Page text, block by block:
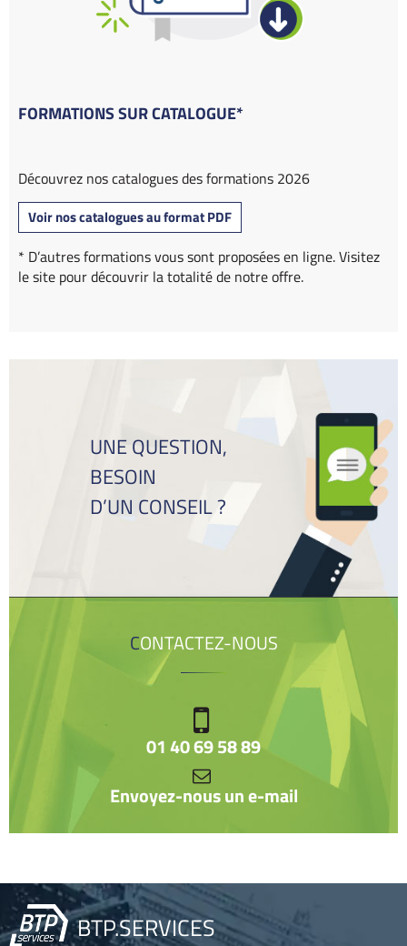
FORMATIONS SUR CATALOGUE*
Découvrez nos catalogues des formations 2026
Voir nos catalogues au format PDF
* D’autres formations vous sont proposées en ligne. Visitez
le site pour découvrir la totalité de notre offre.
UNE QUESTION,
BESOIN
D’UN CONSEIL ?
CONTACTEZ-NOUS
01 40 69 58 89
Envoyez-nous un e-mail
BTP.SERVICES